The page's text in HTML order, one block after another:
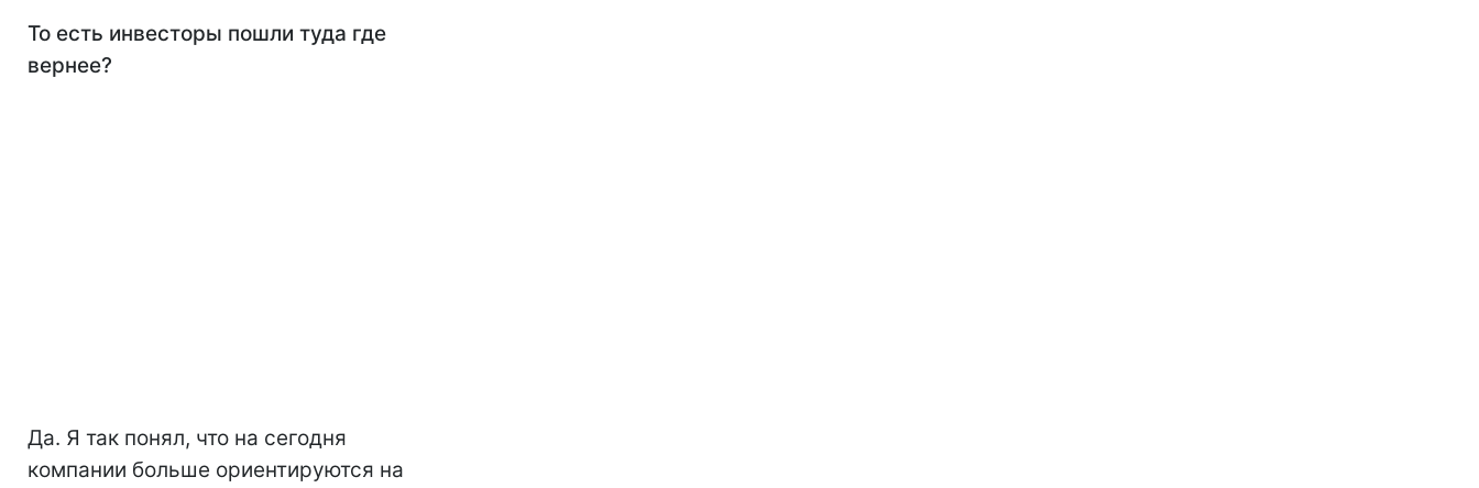
То есть инвесторы пошли туда где
вернее?
Да. Я так понял, что на сегодня
компании больше ориентируются на